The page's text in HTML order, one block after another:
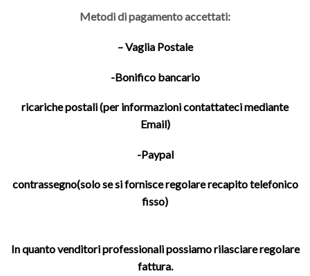
Metodi di pagamento accettati:
– Vaglia Postale
-Bonifico bancario
ricariche postali (per informazioni contattateci mediante
Email)
-Paypal
contrassegno(solo se si fornisce regolare recapito telefonico
fisso)
In quanto venditori professionali possiamo rilasciare regolare
fattura.